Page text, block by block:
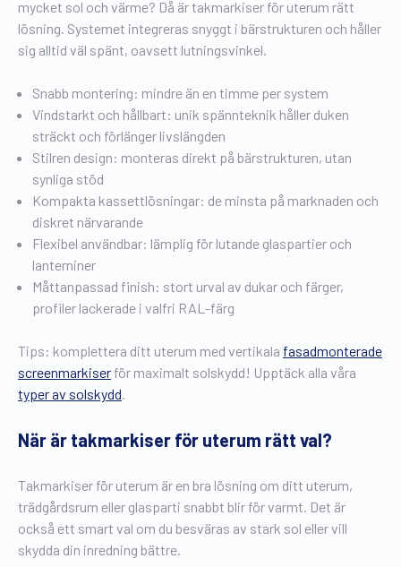
mycket sol och värme? Då är takmarkiser för uterum rätt
lösning. Systemet integreras snyggt i bärstrukturen och håller
sig alltid väl spänt, oavsett lutningsvinkel.
Snabb montering: mindre än en timme per system
Vindstarkt och hållbart: unik spännteknik håller duken
sträckt och förlänger livslängden
Stilren design: monteras direkt på bärstrukturen, utan
synliga stöd
Kompakta kassettlösningar: de minsta på marknaden och
diskret närvarande
Flexibel användbar: lämplig för lutande glaspartier och
lanterniner
Måttanpassad finish: stort urval av dukar och färger,
profiler lackerade i valfri RAL-färg
Tips: komplettera ditt uterum med vertikala fasadmonterade
screenmarkiser för maximalt solskydd! Upptäck alla våra
typer av solskydd.
När är takmarkiser för uterum rätt val?
Takmarkiser för uterum är en bra lösning om ditt uterum,
trädgårdsrum eller glasparti snabbt blir för varmt. Det är
också ett smart val om du besväras av stark sol eller vill
skydda din inredning bättre.